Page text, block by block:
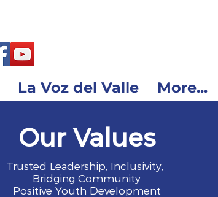
La Voz del Valle More...
Our Values
Trusted Leadership, Inclusivity,
Bridging Community
Positive Youth Development